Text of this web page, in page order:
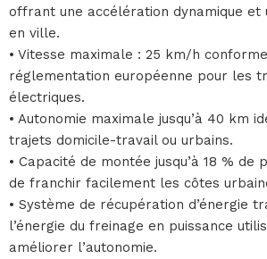
offrant une accélération dynamique et
en ville.
• Vitesse maximale : 25 km/h
réglementation européenne pour les
électriques.
• Autonomie maximale jusqu’à 40 km
trajets domicile-travail ou urbains.
• Capacité de montée jusqu’à 18 %
de franchir facilement les côtes
• Système de récupération d’énergie
l’énergie du freinage en puissance
améliorer l’autonomie.